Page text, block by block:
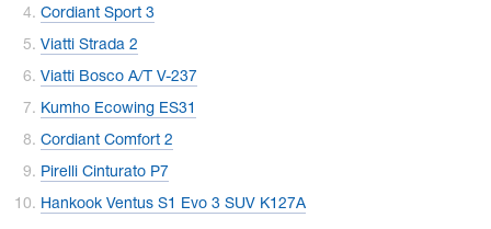
Cordiant Sport 3
Viatti Strada 2
Viatti Bosco A/T V-237
Kumho Ecowing ES31
Cordiant Comfort 2
Pirelli Cinturato P7
Hankook Ventus S1 Evo 3 SUV K127A